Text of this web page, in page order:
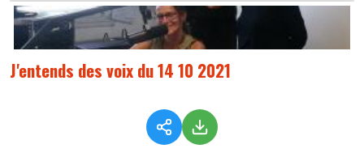
J'entends des voix du 14 10 2021